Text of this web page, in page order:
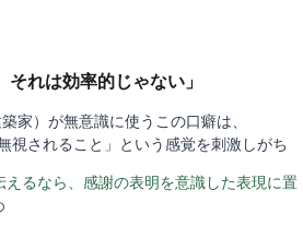
それは効率的じゃない 」
家）が無意識に使うこの口癖は、
視されること」という感覚を刺激しがち
えるなら、感謝の表明を意識した表現に置